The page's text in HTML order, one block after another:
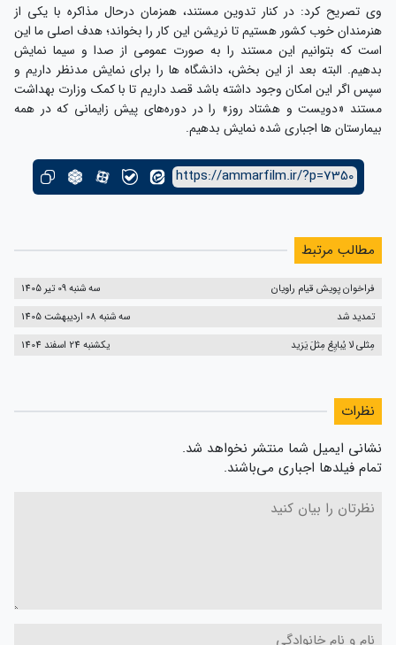
وی تصریح کرد: در کنار تدوین مستند، همزمان درحال مذاکره با یکی از
هنرمندان خوب کشور هستیم تا نریشن این کار را بخواند؛ هدف اصلی ما این
است که بتوانیم این مستند را به صورت عمومی از صدا و سیما نمایش
بدهیم. البته بعد از این بخش، دانشگاه ها را برای نمایش مدنظر داریم و
سپس اگر این امکان وجود داشته باشد قصد داریم تا با کمک وزارت بهداشت
مستند «دویست و هشتاد روز» را در دوره‌های پیش زایمانی که در همه
بیمارستان ها اجباری شده نمایش بدهیم.
https://ammarfilm.ir/?p=7350
مطالب مرتبط
فراخوان پویش قیام راویان
سه شنبه 09 تیر 1405
تمدید شد
سه شنبه 08 اردیبهشت 1405
مِثلی لا یُبایِعُ مِثلَ یَزید
یکشنبه 24 اسفند 1404
نظرات
نشانی ایمیل شما منتشر نخواهد شد.
تمام فیلدها اجباری می‌باشند.